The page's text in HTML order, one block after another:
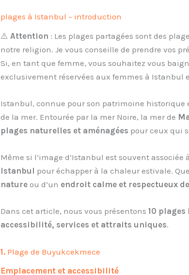
plages à Istanbul – introduction
⚠️ Attention : Les plages partagées sont des
notre religion. Je vous conseille de prendre vos
Si, en tant que femme, vous souhaitez vous
exclusivement réservées aux femmes à Istanbul
Istanbul, connue pour son patrimoine historique
de la mer. Entourée par la mer Noire, la mer de
plages naturelles et aménagées pour ceux qui
Même si l’image d’Istanbul est souvent
Istanbul pour échapper à la chaleur estivale.
nature ou d’un endroit calme et respectueux
Dans cet article, nous vous présentons10
accessibilité, services et attraits uniques.
1. Plage de Buyukcekmece
Emplacement et accessibilité